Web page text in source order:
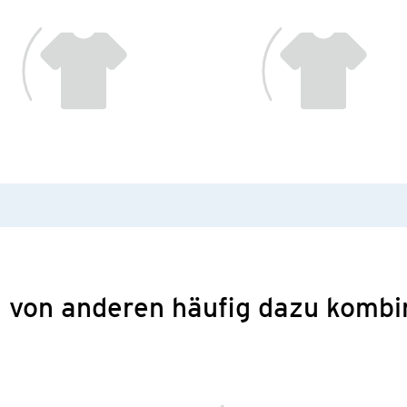
von anderen häufig dazu